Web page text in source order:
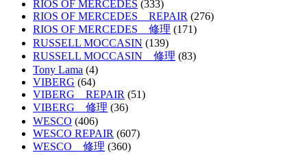
RIOS OF MERCEDES (333)
RIOS OF MERCEDES REPAIR (276)
RIOS OF MERCEDES 修理 (171)
RUSSELL MOCCASIN (139)
RUSSELL MOCCASIN 修理 (83)
Tony Lama (4)
VIBERG (64)
VIBERG REPAIR (51)
VIBERG 修理 (36)
WESCO (406)
WESCO REPAIR (607)
WESCO 修理 (360)